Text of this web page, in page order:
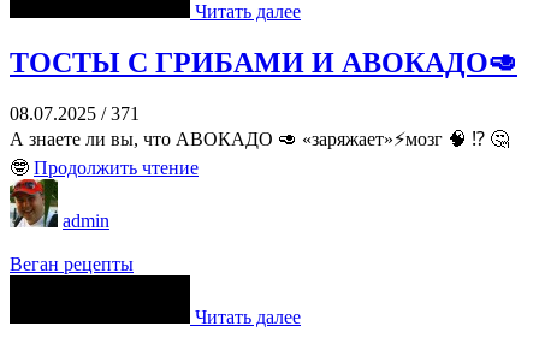
Читать далее
ТОСТЫ С ГРИБАМИ И АВОКАДО🥑
08.07.2025 / 371
А знаете ли вы, что АВОКАДО 🥑 «заряжает»⚡мозг 🧠 ⁉️ 🤔
🤓 Продолжить чтение
admin
Веган рецепты
Читать далее